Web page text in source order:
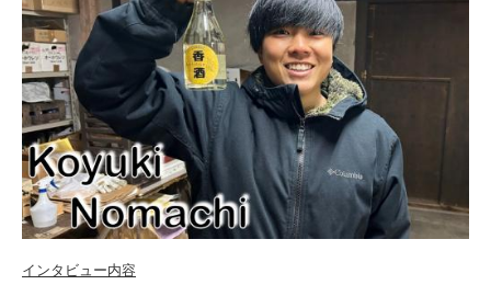
インタビュー内容